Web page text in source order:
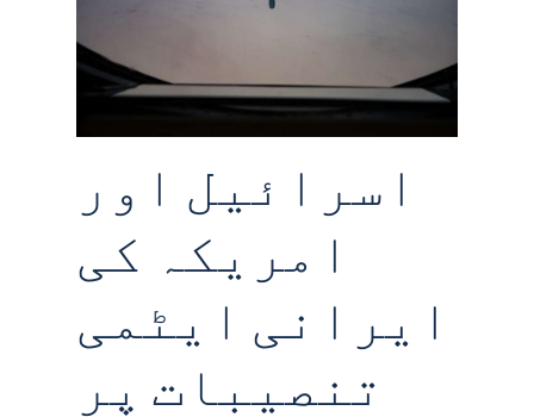
اسرائیل اور
امریکہ کی
ایرانی ایٹمی
تنصیبات پر